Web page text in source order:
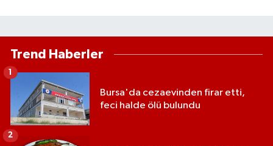
Trend Haberler
Bursa'da cezaevinden firar etti,
feci halde ölü bulundu
1
2